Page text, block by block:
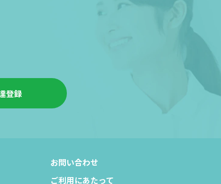
登録
お問い合わせ
ご利用にあたって